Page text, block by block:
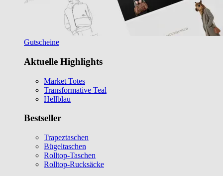
Gutscheine
Aktuelle Highlights
Market Totes
Transformative Teal
Hellblau
Bestseller
Trapeztaschen
Bügeltaschen
Rolltop-Taschen
Rolltop-Rucksäcke